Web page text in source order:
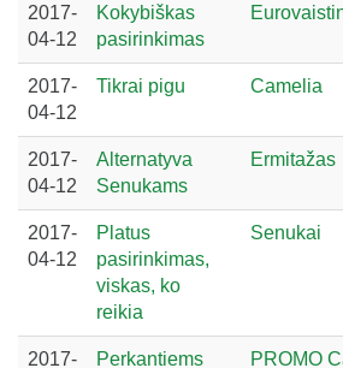
2017-
04-12
Kokybiškas
pasirinkimas
2017-
04-12
Tikrai pigu Camelia
2017-
04-12
Alternatyva
Senukams
Ermitažas
2017-
04-12
Platus
pasirinkimas,
viskas, ko
reikia
Senukai
2017-
Perkantiems
PROMO